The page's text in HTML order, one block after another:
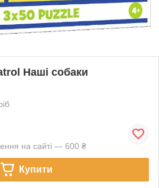
Наші собаки
на сайті — 600 ₴
Купити